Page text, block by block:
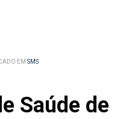
EM SMS
Saúde de